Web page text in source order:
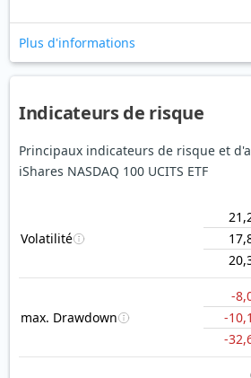
Plus d'informations
Indicateurs de risque
Principaux indicateurs de risque et
iShares NASDAQ 100 UCITS ETF
Volatilité
max. Drawdown
-
-
-